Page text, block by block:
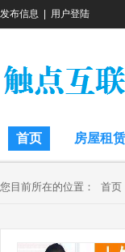
发布信息 用户登陆
首页 房屋租赁
您目前所在的位置： 首页